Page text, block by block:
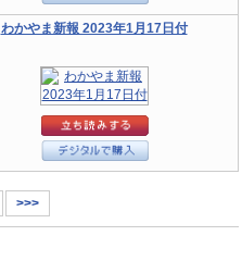
わかやま新報 2023年1月17日付
>>>